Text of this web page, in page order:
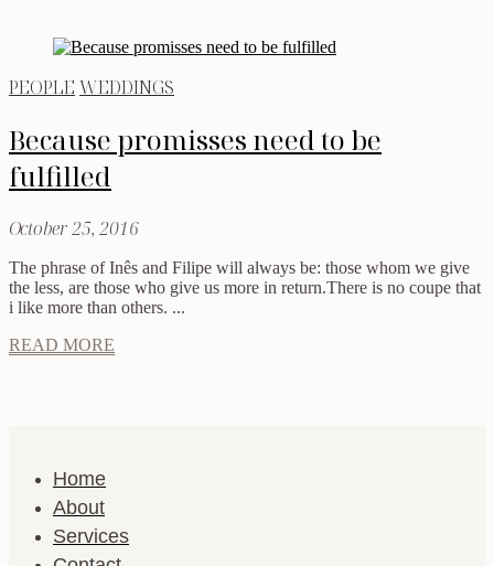
PEOPLE WEDDINGS
Because promisses need to be
fulfilled
October 25, 2016
The phrase of Inês and Filipe will always be: those whom we give
the less, are those who give us more in return.There is no coupe that
i like more than others. ...
READ MORE
Home
About
Services